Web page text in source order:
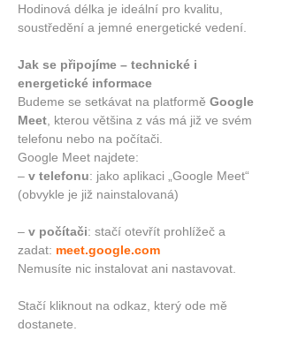
Hodinová délka je ideální pro kvalitu,
soustředění a jemné energetické vedení.
Jak se připojíme – technické i
energetické informace
Budeme se setkávat na platformě Google
Meet , kterou většina z vás má již ve svém
telefonu nebo na počítači.
Google Meet najdete:
– v telefonu: jako aplikaci „Google Meet“
(obvykle je již nainstalovaná)
– v počítači: stačí otevřít prohlížeč a
zadat: meet.google.com
Nemusíte nic instalovat ani nastavovat.
Stačí kliknout na odkaz, který ode mě
dostanete.